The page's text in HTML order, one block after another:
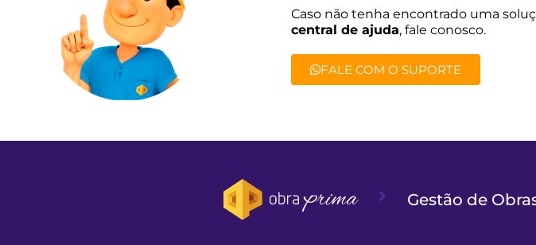
Caso não tenha encontrado uma
central de ajuda, fale conosco.
FALE COM O SUPORTE
Gestão de